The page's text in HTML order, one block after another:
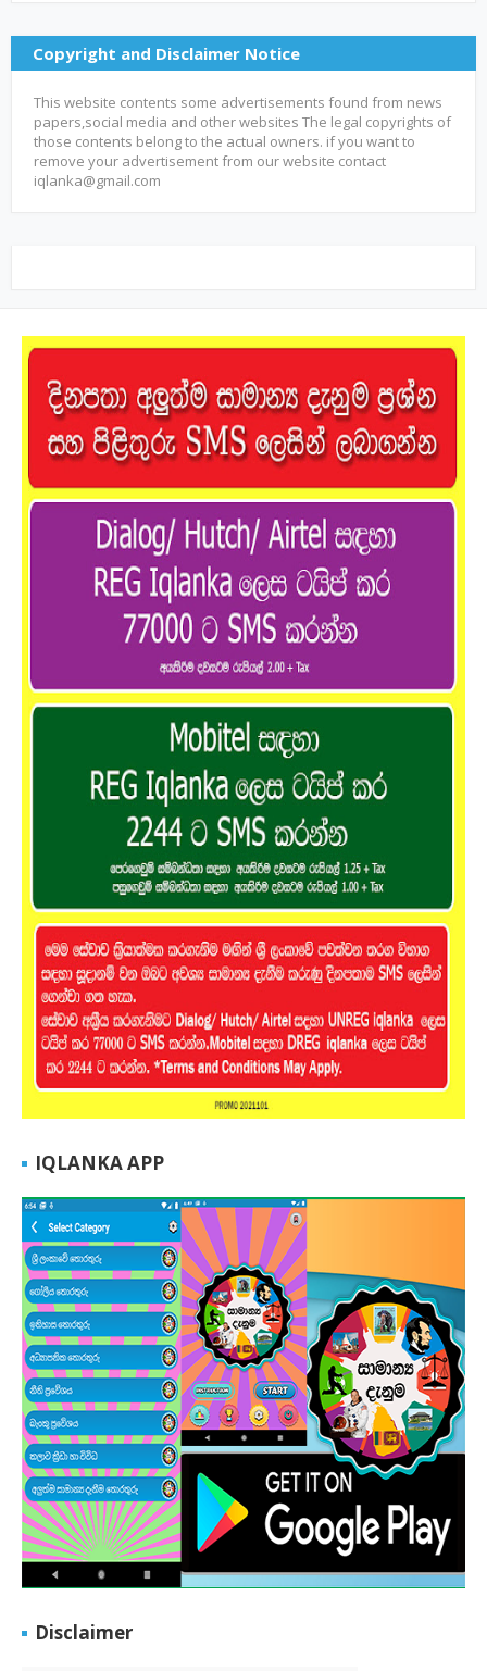
Copyright and Disclaimer Notice
This website contents some advertisements found from news
papers,social media and other websites The legal copyrights of
those contents belong to the actual owners. if you want to
remove your advertisement from our website contact
iqlanka@gmail.com
IQLANKA APP
Disclaimer